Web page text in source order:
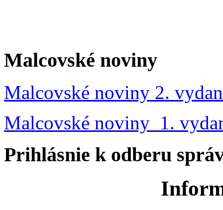
Malcovské noviny
Malcovské noviny 2.
Malcovské noviny 1.
Prihlásnie k odberu